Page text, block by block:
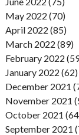
May 2022 (70)
April 2022 (85)
March 2022 (89)
February 2022
January 2022 (62)
December 2021
November 2021
October 2021
September 2021